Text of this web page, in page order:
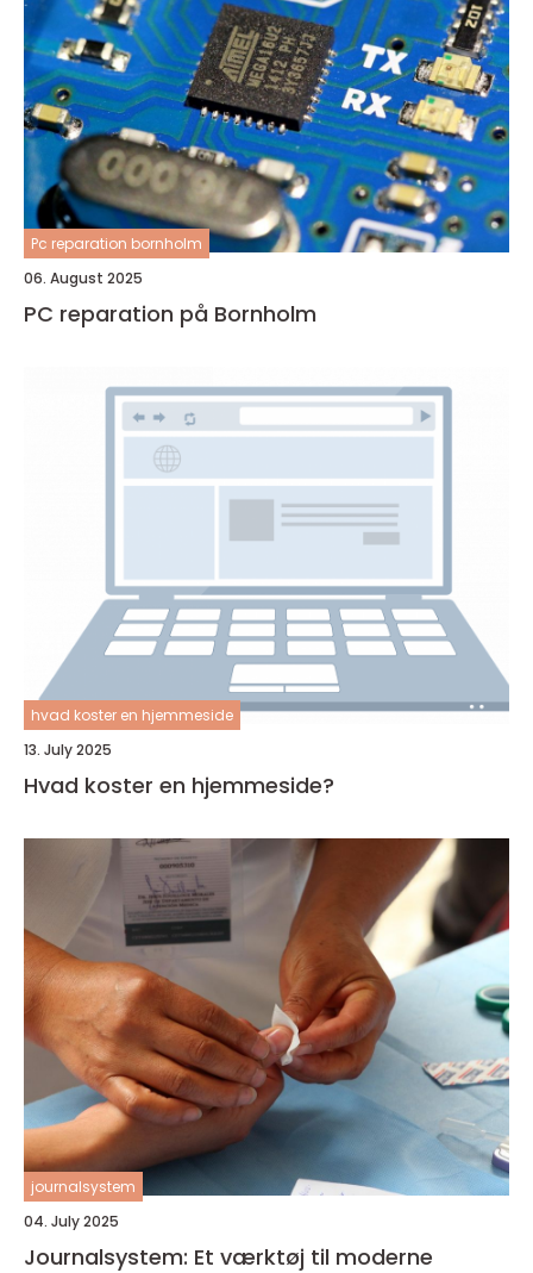
Pc reparation bornholm
06. August 2025
PC reparation på Bornholm
hvad koster en hjemmeside
13. July 2025
Hvad koster en hjemmeside?
journalsystem
04. July 2025
Journalsystem: Et værktøj til moderne